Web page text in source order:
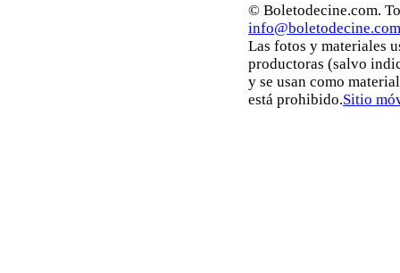
© Boletodecine.com.
info@boletodecine.com
Las fotos y materiales
productoras (salvo
y se usan como
está prohibido.Sitio